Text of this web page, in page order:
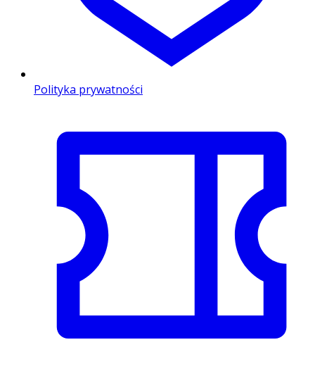
Polityka prywatności